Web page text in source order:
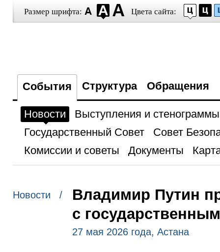
Размер шрифта: Цвета сайта:
События Структура Обращения
Новости
Выступления и стенограммы
Государственный Совет
Совет
Комиссии и советы
Документы
Новости /
Владимир Путин
с
27 мая 2026 года, Астана